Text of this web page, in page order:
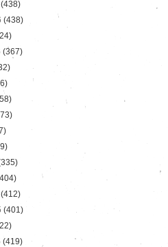
(438)
(438)
(367)
(412)
(401)
(419)